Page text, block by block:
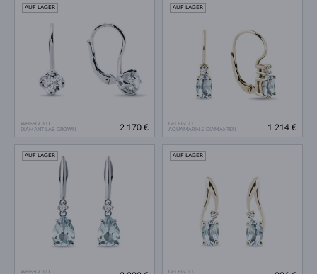
WEISSGOLD
DIAMANT LAB GROWN
AUF LAGER
2 170 €
GELBGOLD
AQUAMARIN & DIAMANTEN
AUF LAGER
1 214 €
WEISSGOLD
AUF LAGER
GELBGOLD
AUF LAGER